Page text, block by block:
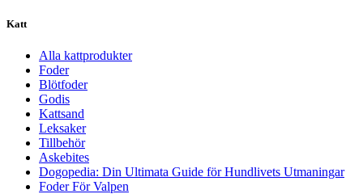
Katt
Alla kattprodukter
Foder
Blötfoder
Godis
Kattsand
Leksaker
Tillbehör
Askebites
Dogopedia: Din Ultimata Guide för Hundlivets Utmaningar
Foder För Valpen